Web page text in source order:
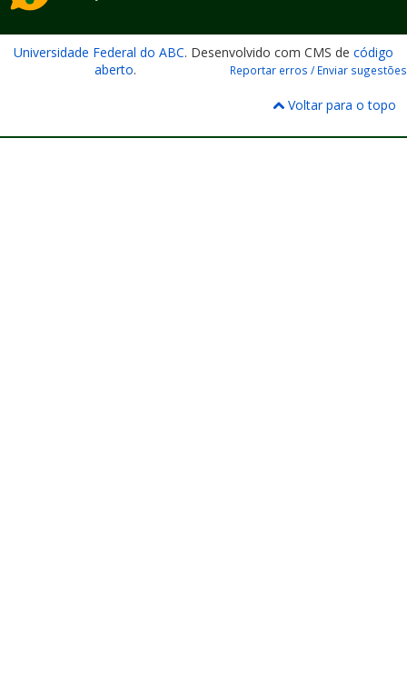
Universidade Federal do ABC. Desenvolvido com CMS de código
aberto. Reportar erros / Enviar sugestões
Voltar para o topo